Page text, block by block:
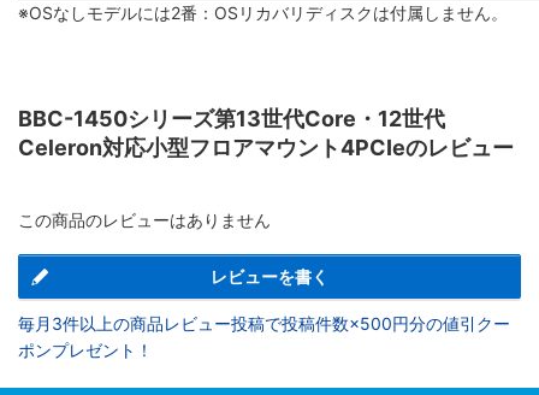
※OSなしモデルには2番：OSリカバリディスクは付属しません。
BBC-1450シリーズ第13世代Core・12世代
Celeron対応小型フロアマウント4PCIeのレビュー
この商品のレビューはありません
レビューを書く
毎月3件以上の商品レビュー投稿で投稿件数×500円分の値引クー
ポンプレゼント！